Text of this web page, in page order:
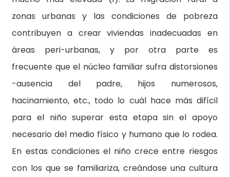
zonas urbanas y las condiciones de pobreza
contribuyen a crear viviendas inadecuadas en
áreas peri-urbanas, y por otra parte es
frecuente que el núcleo familiar sufra distorsiones
-ausencia del padre, hijos numerosos,
hacinamiento, etc., todo lo cuál hace más difícil
para el niño superar esta etapa sin el apoyo
necesario del medio físico y humano que lo rodea.
En estas condiciones el niño crece entre riesgos
con los que se familiariza, creándose una cultura